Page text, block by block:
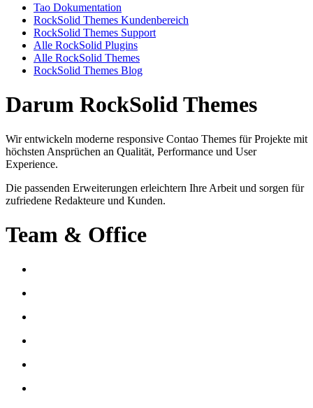
Tao Dokumentation
RockSolid Themes Kundenbereich
RockSolid Themes Support
Alle RockSolid Plugins
Alle RockSolid Themes
RockSolid Themes Blog
Darum RockSolid Themes
Wir entwickeln moderne responsive Contao Themes für Projekte mit
höchsten Ansprüchen an Qualität, Performance und User
Experience.
Die passenden Erweiterungen erleichtern Ihre Arbeit und sorgen für
zufriedene Redakteure und Kunden.
Team & Office